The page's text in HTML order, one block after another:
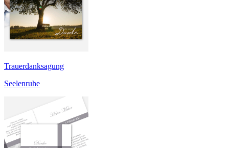
Trauerdanksagung
Seelenruhe